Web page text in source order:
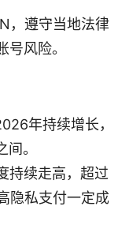
，遵守当地法律
风险。
年持续增长，
。
持续走高，超过
隐私支付一定成